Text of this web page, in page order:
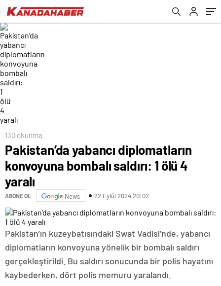
130 okunma
Pakistan’da yabancı diplomatların
konvoyuna bombalı saldırı: 1 ölü 4
yaralı
ABONE OL News 22 Eylül 2024 20:02
Pakistan’ın kuzeybatısındaki Swat Vadisi’nde, yabancı
diplomatların konvoyuna yönelik bir bombalı saldırı
gerçekleştirildi. Bu saldırı sonucunda bir polis hayatını
kaybederken, dört polis memuru yaralandı.